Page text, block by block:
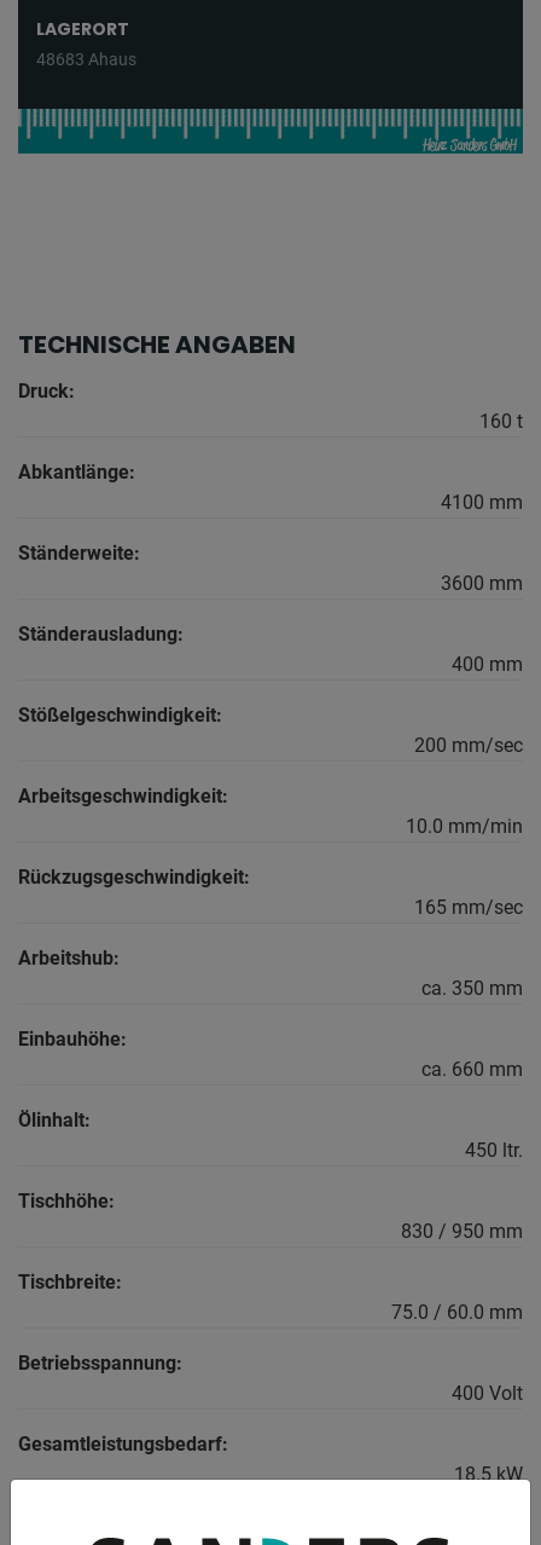
LAGERORT
48683 Ahaus
TECHNISCHE ANGABEN
Druck:
160 t
Abkantlänge:
4100 mm
Ständerweite:
3600 mm
Ständerausladung:
400 mm
Stößelgeschwindigkeit:
200 mm/sec
Arbeitsgeschwindigkeit:
10.0 mm/min
Rückzugsgeschwindigkeit:
165 mm/sec
Arbeitshub:
ca. 350 mm
Einbauhöhe:
ca. 660 mm
Ölinhalt:
450 ltr.
Tischhöhe:
830 / 950 mm
Tischbreite:
75.0 / 60.0 mm
Betriebsspannung:
400 Volt
Gesamtleistungsbedarf:
18.5 kW